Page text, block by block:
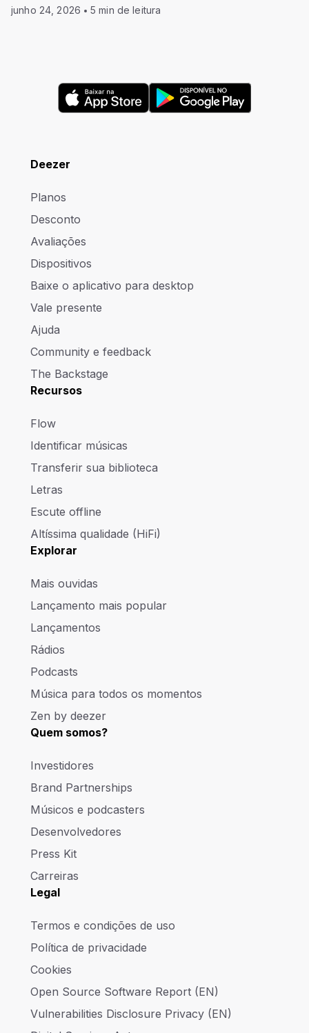
junho 24, 2026 5 min de leitura
Deezer
Planos
Desconto
Avaliações
Dispositivos
Baixe o aplicativo para desktop
Vale presente
Ajuda
Community e feedback
The Backstage
Recursos
Flow
Identificar músicas
Transferir sua biblioteca
Letras
Escute offline
Altíssima qualidade (HiFi)
Explorar
Mais ouvidas
Lançamento mais popular
Lançamentos
Rádios
Podcasts
Música para todos os momentos
Zen by deezer
Quem somos?
Investidores
Brand Partnerships
Músicos e podcasters
Desenvolvedores
Press Kit
Carreiras
Legal
Termos e condições de uso
Política de privacidade
Cookies
Open Source Software Report (EN)
Vulnerabilities Disclosure Privacy (EN)